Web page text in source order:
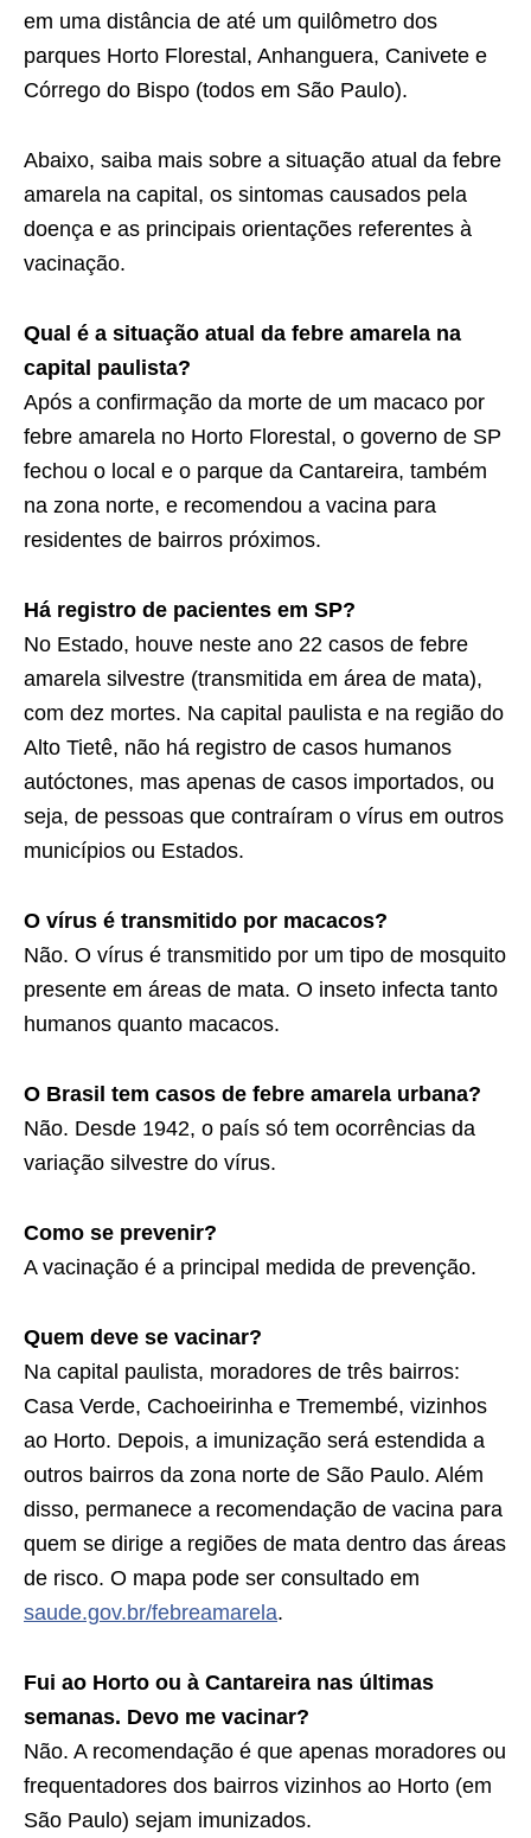
em uma distância de até um quilômetro dos
parques Horto Florestal, Anhanguera, Canivete e
Córrego do Bispo (todos em São Paulo).
Abaixo, saiba mais sobre a situação atual da febre
amarela na capital, os sintomas causados pela
doença e as principais orientações referentes à
vacinação.
Qual é a situação atual da febre amarela na
capital paulista?
Após a confirmação da morte de um macaco por
febre amarela no Horto Florestal, o governo de SP
fechou o local e o parque da Cantareira, também
na zona norte, e recomendou a vacina para
residentes de bairros próximos.
Há registro de pacientes em SP?
No Estado, houve neste ano 22 casos de febre
amarela silvestre (transmitida em área de mata),
com dez mortes. Na capital paulista e na região do
Alto Tietê, não há registro de casos humanos
autóctones, mas apenas de casos importados, ou
seja, de pessoas que contraíram o vírus em outros
municípios ou Estados.
O vírus é transmitido por macacos?
Não. O vírus é transmitido por um tipo de mosquito
presente em áreas de mata. O inseto infecta tanto
humanos quanto macacos.
O Brasil tem casos de febre amarela urbana?
Não. Desde 1942, o país só tem ocorrências da
variação silvestre do vírus.
Como se prevenir?
A vacinação é a principal medida de prevenção.
Quem deve se vacinar?
Na capital paulista, moradores de três bairros:
Casa Verde, Cachoeirinha e Tremembé, vizinhos
ao Horto. Depois, a imunização será estendida a
outros bairros da zona norte de São Paulo. Além
disso, permanece a recomendação de vacina para
quem se dirige a regiões de mata dentro das áreas
de risco. O mapa pode ser consultado em
saude.gov.br/febreamarela.
Fui ao Horto ou à Cantareira nas últimas
semanas. Devo me vacinar?
Não. A recomendação é que apenas moradores ou
frequentadores dos bairros vizinhos ao Horto (em
São Paulo) sejam imunizados.